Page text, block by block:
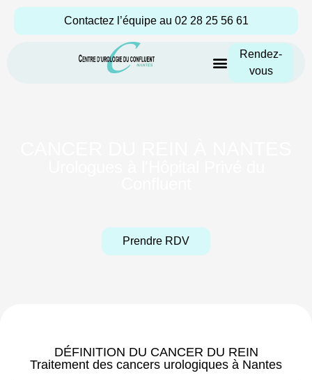
Aller
contenu
Contactez l’équipe au 02 28 25 56 61
Rendez-
vous
Prendre RDV
DÉFINITION DU CANCER DU REIN
Traitement des cancers urologiques à Nantes